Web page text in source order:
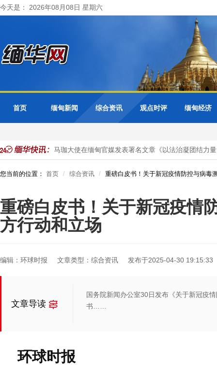
今天是： 2026年08月08日 星期六
首页 缅甸新闻 综合资讯 观点时评 缅甸经济
投资 马珈大使在缅甸官媒发表署名文章《以法治凝团结力量 以
您当前的位置： 首页 综合资讯 重磅白皮书！关于新冠疫情防控与病毒
重磅白皮书！关于新冠疫情
方行动和立场
编辑：环球时报 文章类型：综合资讯 发布于2025-04-30 19:15:33
文章导读
国务院新闻办公室30日发布《关于新冠疫
书……
环球时报